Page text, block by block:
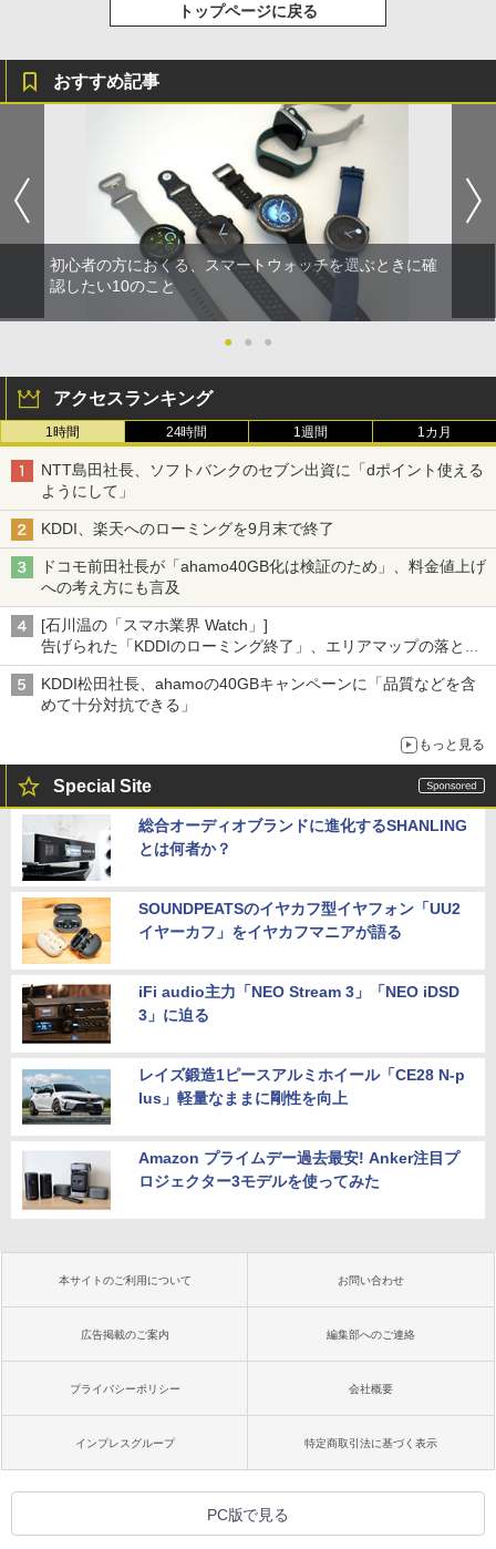
トップページに戻る
おすすめ記事
初心者の方におくる、スマートウォッチを選ぶときに確
認したい10のこと
● ● ●
アクセスランキング
1時間 24時間 1週間 1カ月
NTT島田社長、ソフトバンクのセブン出資に「dポイント使える
ようにして」
KDDI、楽天へのローミングを9月末で終了
ドコモ前田社長が「ahamo40GB化は検証のため」、料金値上げ
への考え方にも言及
[石川温の「スマホ業界 Watch」]
告げられた「KDDIのローミング終了」、エリアマップの落とし
穴と楽天モバイルの課題
KDDI松田社長、ahamoの40GBキャンペーンに「品質などを含
めて十分対抗できる」
もっと見る
Special Site
総合オーディオブランドに進化するSHANLING
とは何者か？
SOUNDPEATSのイヤカフ型イヤフォン「UU2
イヤーカフ」をイヤカフマニアが語る
iFi audio主力「NEO Stream 3」「NEO iDSD
3」に迫る
レイズ鍛造1ピースアルミホイール「CE28 N-p
lus」軽量なままに剛性を向上
Amazon プライムデー過去最安! Anker注目プ
ロジェクター3モデルを使ってみた
本サイトのご利用について お問い合わせ
広告掲載のご案内 編集部へのご連絡
プライバシーポリシー 会社概要
インプレスグループ 特定商取引法に基づく表示
PC版で見る